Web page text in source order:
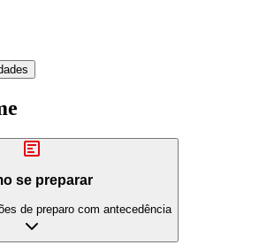
se preparar
de preparo com antecedência